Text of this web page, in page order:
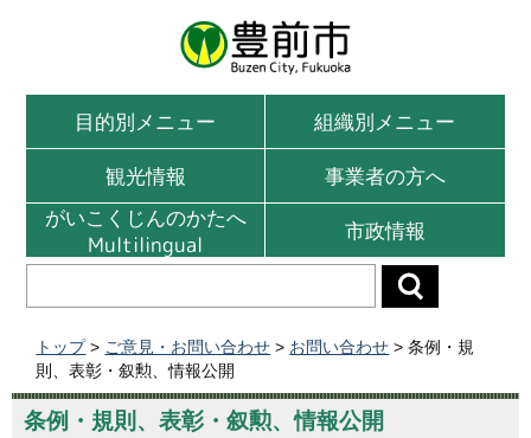
目的別メニュー
組織別メニュー
観光情報
事業者の方へ
がいこくじんのかたへ
Multilingual
市政情報
トップ > ご意見・お問い合わせ > お問い合わせ > 条例・規
則、表彰・叙勲、情報公開
条例・規則、表彰・叙勲、情報公開